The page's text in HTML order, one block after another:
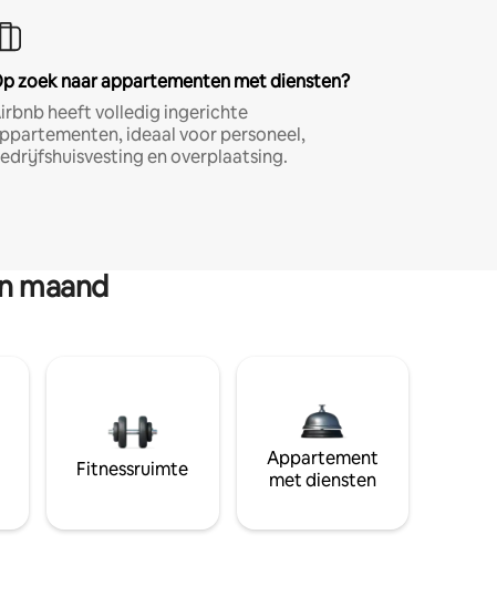
zoek naar appartementen met diensten?
heeft volledig ingerichte
ideaal voor personeel,
en overplaatsing.
maand
Fitnessruimte
Appartement
met diensten